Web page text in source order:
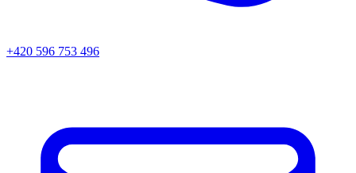
+420 596 753 496